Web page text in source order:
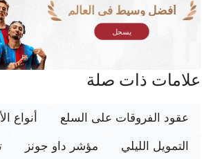
أفضل وسيط في العالم
يسجل
علامات ذات صلة
عقود الفروقات على السلع أنواع
التمويل الليلي مؤشر داو جونز